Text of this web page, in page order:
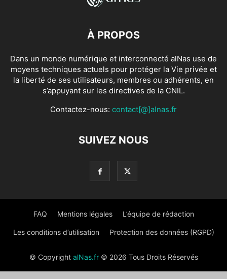
À PROPOS
Dans un monde numérique et interconnecté alNas use de
moyens techniques actuels pour protéger la Vie privée et
la liberté de ses utilisateurs, membres ou adhérents, en
s’appuyant sur les directives de la CNIL.
Contactez-nous: contact[@]alnas.fr
SUIVEZ NOUS
FAQ Mentions légales L’équipe de rédaction
Les conditions d’utilisation Protection des données (RGPD)
© Copyright alNas.fr© 2026 Tous Droits Réservés